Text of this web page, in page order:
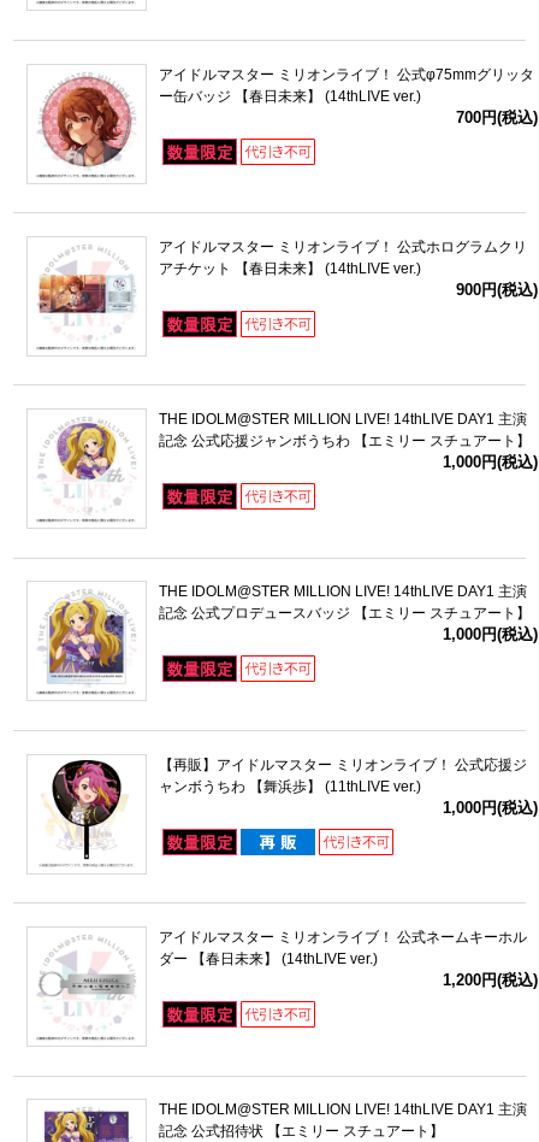
アイドルマスター ミリオンライブ！ 公式φ75mmグリッタ
ー缶バッジ 【春日未来】 (14thLIVE ver.)
700円(税込)
アイドルマスター ミリオンライブ！ 公式ホログラムクリ
アチケット 【春日未来】 (14thLIVE ver.)
900円(税込)
THE IDOLM@STER MILLION LIVE! 14thLIVE DAY1 主演
記念 公式応援ジャンボうちわ 【エミリー スチュアート】
1,000円(税込)
THE IDOLM@STER MILLION LIVE! 14thLIVE DAY1 主演
記念 公式プロデュースバッジ 【エミリー スチュアート】
1,000円(税込)
【再販】アイドルマスター ミリオンライブ！ 公式応援ジ
ャンボうちわ 【舞浜歩】 (11thLIVE ver.)
1,000円(税込)
アイドルマスター ミリオンライブ！ 公式ネームキーホル
ダー 【春日未来】 (14thLIVE ver.)
1,200円(税込)
THE IDOLM@STER MILLION LIVE! 14thLIVE DAY1 主演
記念 公式招待状 【エミリー スチュアート】